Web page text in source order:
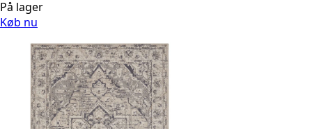
På lager
Køb nu